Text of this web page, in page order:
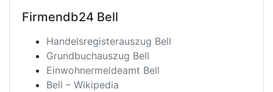
Firmendb24 Bell
Handelsregisterauszug Bell
Grundbuchauszug Bell
Einwohnermeldeamt Bell
Bell – Wikipedia